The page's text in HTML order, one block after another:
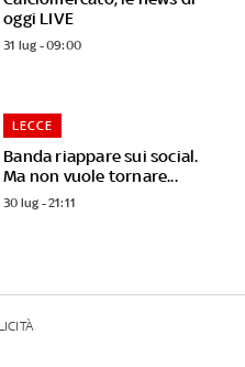
oggi LIVE
31 lug - 09:00
Banda riappare sui social.
Ma non vuole tornare...
LECCE
30 lug - 21:11